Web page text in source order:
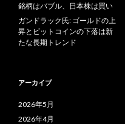
銘柄はバブル、日本株は買い
ガンドラック氏: ゴールドの上
昇とビットコインの下落は新
たな長期トレンド
アーカイブ
2026年5月
2026年4月